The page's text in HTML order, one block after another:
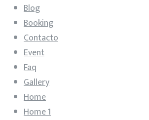
Blog
Booking
Contacto
Event
Faq
Gallery
Home
Home 1